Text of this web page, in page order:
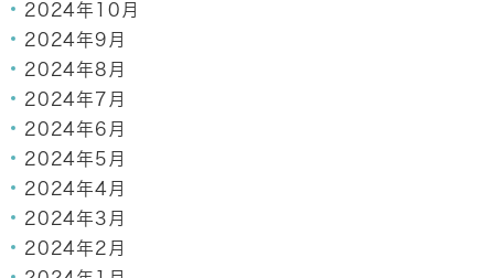
2024年10月
2024年9月
2024年8月
2024年7月
2024年6月
2024年5月
2024年4月
2024年3月
2024年2月